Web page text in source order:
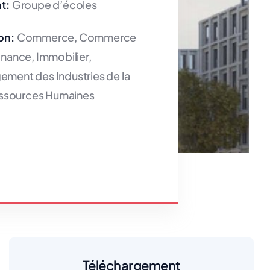
Groupe d’écoles
Commerce, Commerce
Immobilier,
des Industries de la
Humaines
Téléchargement